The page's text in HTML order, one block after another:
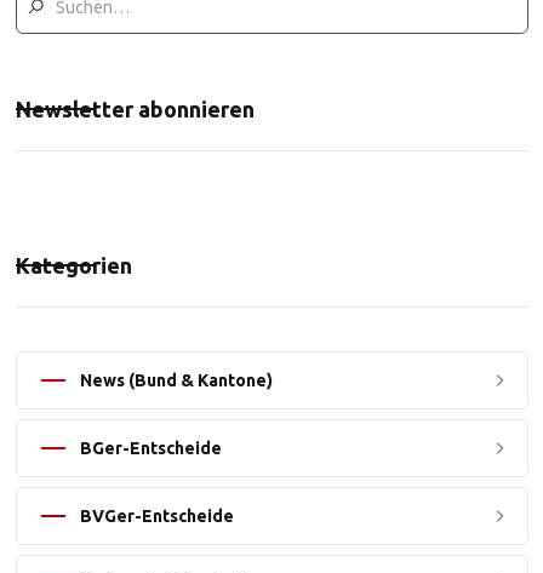
Newsletter abonnieren
Kategorien
News (Bund & Kantone)
BGer-Entscheide
BVGer-Entscheide